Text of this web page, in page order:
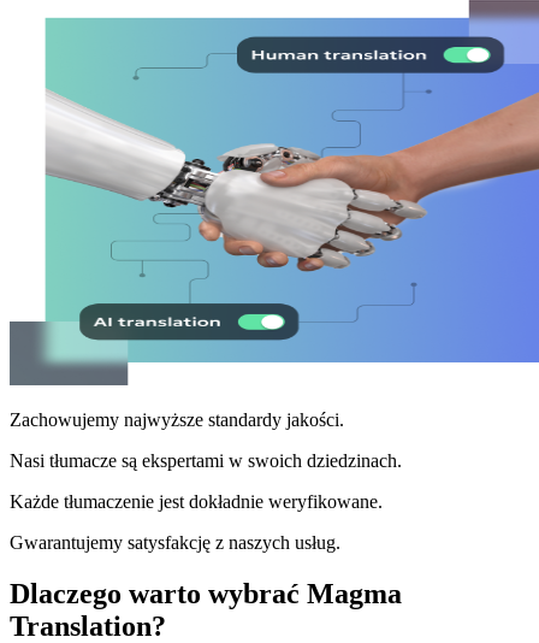
Zachowujemy najwyższe standardy jakości.
Nasi tłumacze są ekspertami w swoich dziedzinach.
Każde tłumaczenie jest dokładnie weryfikowane.
Gwarantujemy satysfakcję z naszych usług.
Dlaczego warto wybrać Magma
Translation?